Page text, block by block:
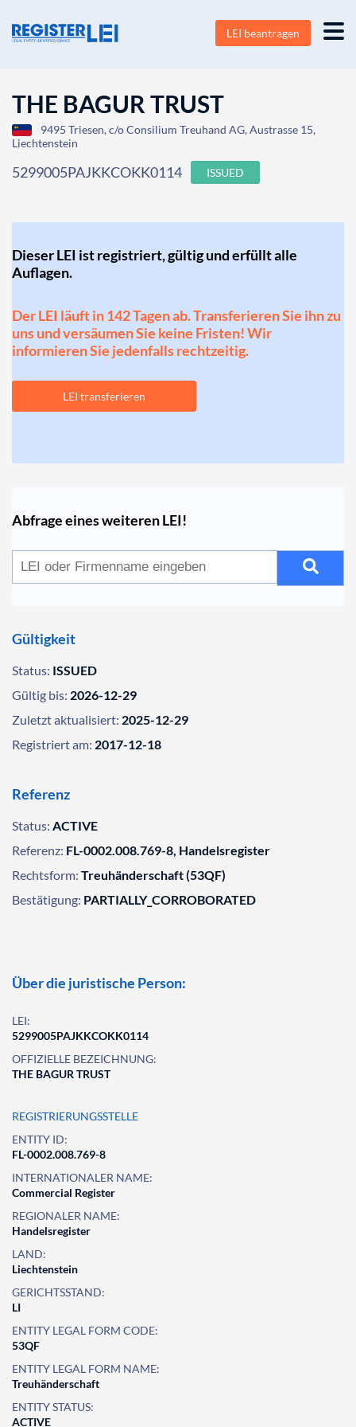
LEI beantragen
THE BAGUR TRUST
9495 Triesen, c/o Consilium Treuhand AG, Austrasse 15,
Liechtenstein
5299005PAJKKCOKK0114 ISSUED
Dieser LEI ist registriert, gültig und erfüllt alle
Auflagen.
Der LEI läuft in 142 Tagen ab. Transferieren Sie ihn zu
uns und versäumen Sie keine Fristen! Wir
informieren Sie jedenfalls rechtzeitig.
LEI transferieren
Abfrage eines weiteren LEI!
Gültigkeit
Status: ISSUED
Gültig bis: 2026-12-29
Zuletzt aktualisiert: 2025-12-29
Registriert am: 2017-12-18
Referenz
Status: ACTIVE
Referenz: FL-0002.008.769-8, Handelsregister
Rechtsform: Treuhänderschaft (53QF)
Bestätigung: PARTIALLY_CORROBORATED
Über die juristische Person:
LEI:
5299005PAJKKCOKK0114
OFFIZIELLE BEZEICHNUNG:
THE BAGUR TRUST
REGISTRIERUNGSSTELLE
ENTITY ID:
FL-0002.008.769-8
INTERNATIONALER NAME:
Commercial Register
REGIONALER NAME:
Handelsregister
LAND:
Liechtenstein
GERICHTSSTAND:
LI
ENTITY LEGAL FORM CODE:
53QF
ENTITY LEGAL FORM NAME:
Treuhänderschaft
ENTITY STATUS:
ACTIVE